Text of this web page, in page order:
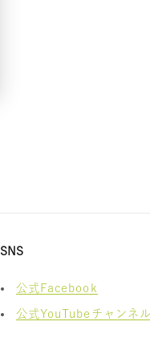
SNS
公式Facebook
公式YouTubeチャンネル